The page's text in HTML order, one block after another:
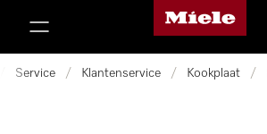
Miele homepage
Service / Klantenservice / Kookplaat /